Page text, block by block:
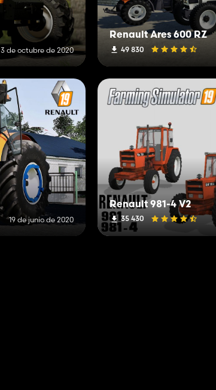
3 de octubre de 2020
Renault Ares 600 RZ
49 830
19 de junio de 2020
Renault 981-4 V2
35 430